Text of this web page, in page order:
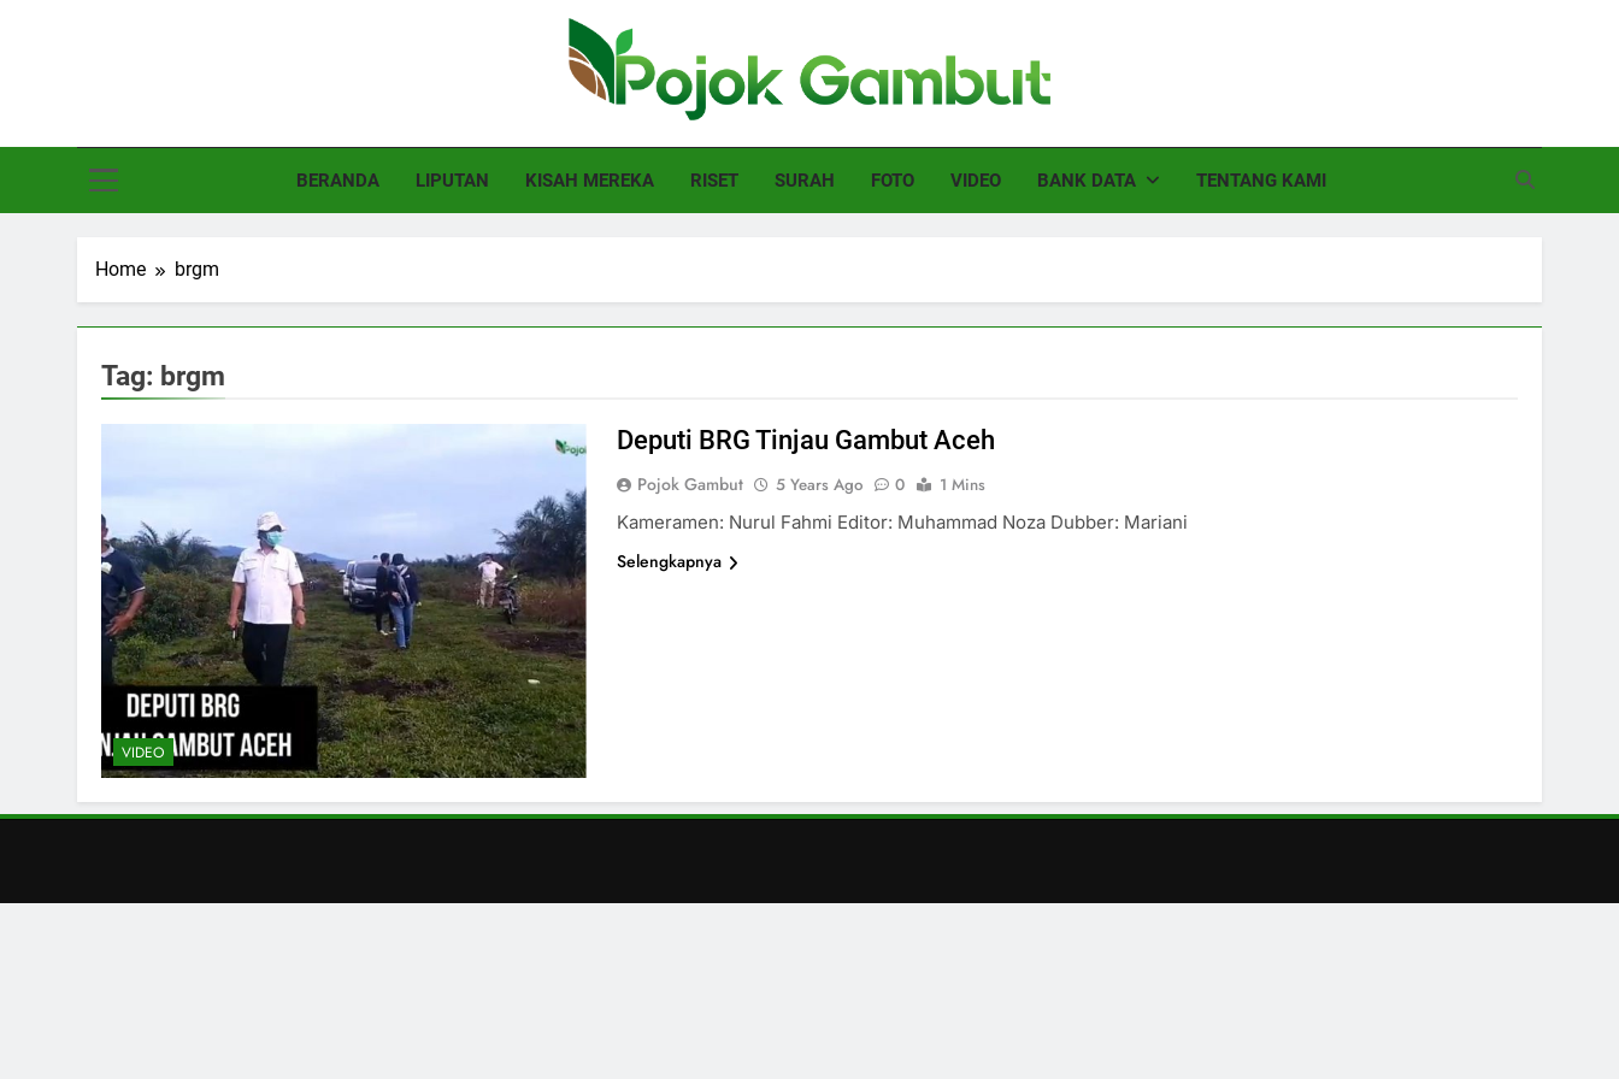
Pojok Gambut
Basajan.net
BERANDA LIPUTAN KISAH MEREKA RISET SURAH FOTO VIDEO BANK DATA TENTANG KAMI
Home brgm
Tag: brgm
VIDEO
Deputi BRG Tinjau Gambut Aceh
Pojok Gambut 5 Years Ago 0
1 Mins
Kameramen: Nurul Fahmi Editor: Muhammad Noza Dubber: Mariani
Selengkapnya